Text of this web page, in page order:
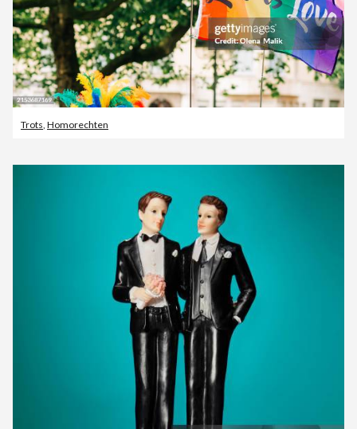
Trots Homorechten